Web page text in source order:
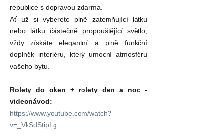
republice s dopravou zdarma.
Ať už si vyberete plně zatemňující látku
nebo látku částečně propouštějící světlo,
vždy získáte elegantní a plně funkční
doplněk interiéru, který umocní atmosféru
vašeho bytu.
Rolety do oken + rolety den a noc -
videonávod:
https://www.youtube.com/watch?
v=_VkSdStipLg